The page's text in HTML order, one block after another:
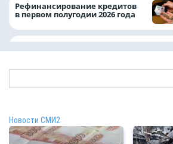
Рефинансирование кредитов
в первом полугодии 2026 года
Новости СМИ2